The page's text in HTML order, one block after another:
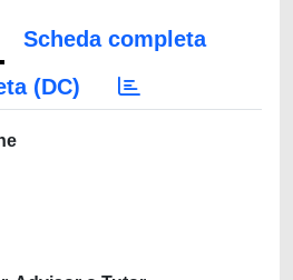
Scheda completa
(DC)